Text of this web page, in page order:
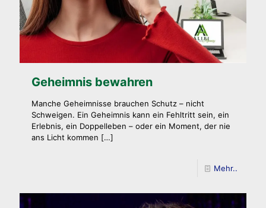
Geheimnis bewahren
Manche Geheimnisse brauchen Schutz – nicht
Schweigen. Ein Geheimnis kann ein Fehltritt sein, ein
Erlebnis, ein Doppelleben – oder ein Moment, der nie
ans Licht kommen […]
Mehr..